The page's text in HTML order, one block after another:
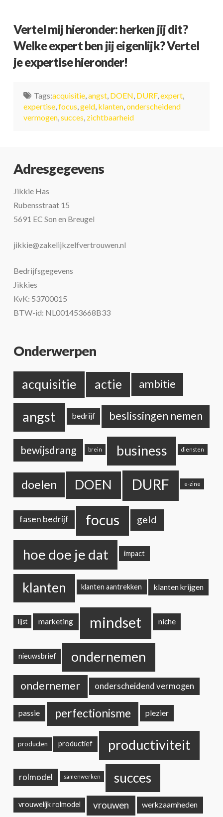
Vertel mij hieronder: herken jij dit?
Welke expert ben jij eigenlijk? Vertel
je expertise hieronder!
Tags:acquisitie, angst, DOEN DURF, expert,
expertise, focus geld, klanten, onderscheidend
vermogen, succes zichtbaarheid
Adresgegevens
Jikkie Has
Rubensstraat 15
5691 EC Son en Breugel
jikkie@zakelijkzelfvertrouwen.nl
Bedrijfsgegevens
Jikkies
KvK: 53700015
BTW-id: NL001453668B33
Onderwerpen
acquisitie actie ambitie
angst bedrijf beslissingen nemen
bewijsdrang brein business diensten
doelen DOEN DURF e-zine
fasen bedrijf focus geld
hoe doe je dat impact
klanten klanten aantrekken klanten krijgen
lijst marketing mindset niche
nieuwsbrief ondernemen
ondernemer onderscheidend vermogen
passie perfectionisme plezier
producten productief productiviteit
rolmodel samenwerken succes
vrouwelijk rolmodel vrouwen werkzaamheden